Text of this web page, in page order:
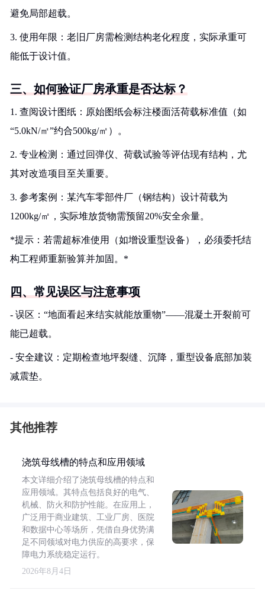
避免局部超载。
3. 使用年限：老旧厂房需检测结构老化程度，实际承重可
能低于设计值。
三、如何验证厂房承重是否达标？
1. 查阅设计图纸：原始图纸会标注楼面活荷载标准值（如
“5.0kN/㎡”约合500kg/㎡）。
2. 专业检测：通过回弹仪、荷载试验等评估现有结构，尤
其对改造项目至关重要。
3. 参考案例：某汽车零部件厂（钢结构）设计荷载为
1200kg/㎡，实际堆放货物需预留20%安全余量。
*提示：若需超标准使用（如增设重型设备），必须委托结
构工程师重新验算并加固。*
四、常见误区与注意事项
- 误区：“地面看起来结实就能放重物”——混凝土开裂前可
能已超载。
- 安全建议：定期检查地坪裂缝、沉降，重型设备底部加装
减震垫。
其他推荐
浇筑母线槽的特点和应用领域
本文详细介绍了浇筑母线槽的特点和
应用领域。其特点包括良好的电气、
机械、防火和防护性能。在应用上，
广泛用于商业建筑、工业厂房、医院
和数据中心等场所，凭借自身优势满
足不同领域对电力供应的高要求，保
障电力系统稳定运行。
2026年8月4日